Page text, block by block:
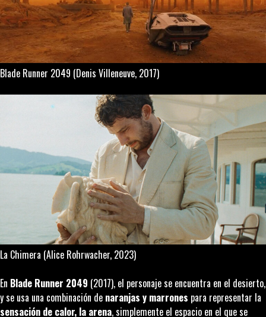
Blade Runner 2049 (Denis Villeneuve, 2017)
La Chimera (Alice Rohrwacher, 2023)
En Blade Runner 2049 (2017), el personaje se encuentra en el desierto,
y se usa una combinación de naranjas y marrones para representar la
sensación de calor, la arena, simplemente el espacio en el que se